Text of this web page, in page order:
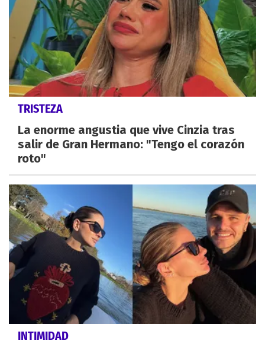
TRISTEZA
La enorme angustia que vive Cinzia tras
salir de Gran Hermano: "Tengo el corazón
roto"
INTIMIDAD